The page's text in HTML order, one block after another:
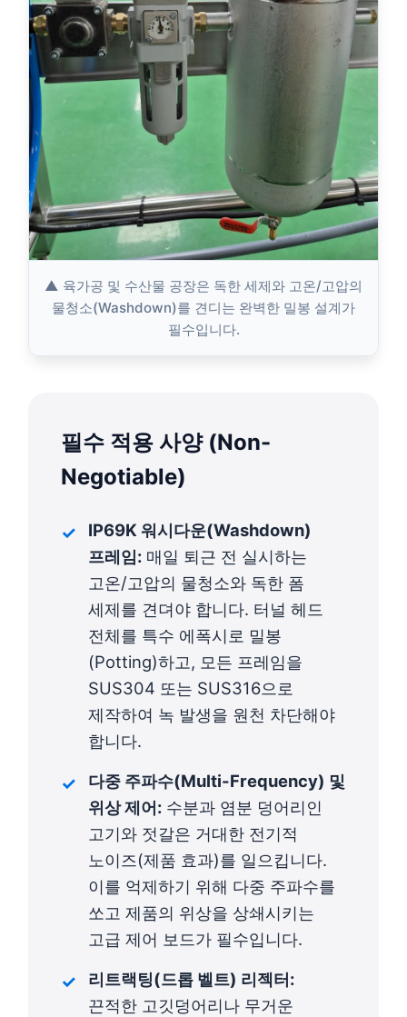
▲ 육가공 및 수산물 공장은 독한 세제와 고온/고압의
물청소(Washdown)를 견디는 완벽한 밀봉 설계가
필수입니다.
필수 적용 사양 (Non-
Negotiable)
IP69K 워시다운(Washdown)
프레임: 매일 퇴근 전 실시하는
고온/고압의 물청소와 독한 폼
세제를 견뎌야 합니다. 터널 헤드
전체를 특수 에폭시로 밀봉
(Potting)하고, 모든 프레임을
SUS304 또는 SUS316으로
제작하여 녹 발생을 원천 차단해야
합니다.
다중 주파수(Multi-Frequency) 및
위상 제어: 수분과 염분 덩어리인
고기와 젓갈은 거대한 전기적
노이즈(제품 효과)를 일으킵니다.
이를 억제하기 위해 다중 주파수를
쏘고 제품의 위상을 상쇄시키는
고급 제어 보드가 필수입니다.
리트랙팅(드롭 벨트) 리젝터:
끈적한 고깃덩어리나 무거운